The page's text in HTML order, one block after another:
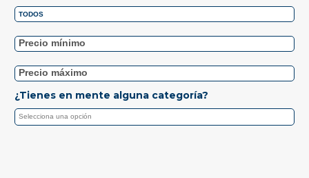
¿Tienes en mente alguna categoría?